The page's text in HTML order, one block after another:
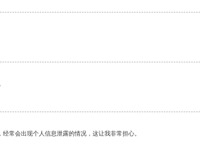
常会出现个人信息泄露的情况，这让我非常担心。